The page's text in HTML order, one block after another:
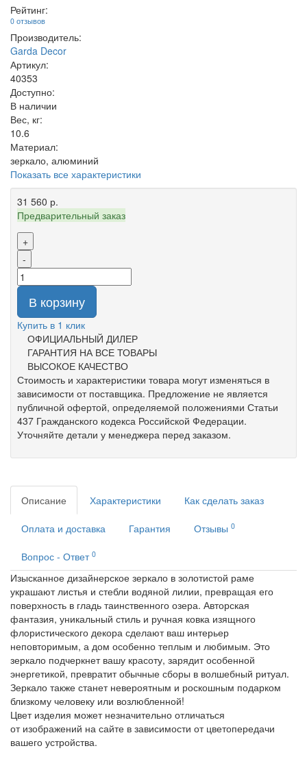
Рейтинг:
0 отзывов
Производитель:
Garda Decor
Артикул:
40353
Доступно:
В наличии
Вес, кг:
10.6
Материал:
зеркало, алюминий
Показать все характеристики
31 560 р.
Предварительный заказ
+
-
В корзину
Купить в 1 клик
ОФИЦИАЛЬНЫЙ ДИЛЕР
ГАРАНТИЯ НА ВСЕ ТОВАРЫ
ВЫСОКОЕ КАЧЕСТВО
Стоимость и характеристики товара могут изменяться в
зависимости от поставщика. Предложение не является
публичной офертой, определяемой положениями Статьи
437 Гражданского кодекса Российской Федерации.
Уточняйте детали у менеджера перед заказом.
Описание Характеристики Как сделать заказ
Оплата и доставка Гарантия Отзывы 0
Вопрос - Ответ 0
Изысканное дизайнерское зеркало в золотистой раме
украшают листья и стебли водяной лилии, превращая его
поверхность в гладь таинственного озера. Авторская
фантазия, уникальный стиль и ручная ковка изящного
флористического декора сделают ваш интерьер
неповторимым, а дом особенно теплым и любимым. Это
зеркало подчеркнет вашу красоту, зарядит особенной
энергетикой, превратит обычные сборы в волшебный ритуал.
Зеркало также станет невероятным и роскошным подарком
близкому человеку или возлюбленной!
Цвет изделия может незначительно отличаться
от изображений на сайте в зависимости от цветопередачи
вашего устройства.